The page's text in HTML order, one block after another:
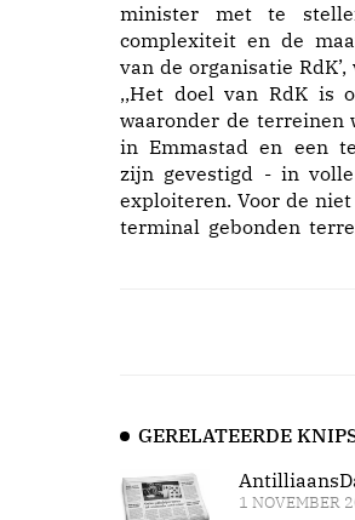
minister met te
complexiteit en de
van de organisatie
,,Het doel van RdK is
waaronder de terreinen
in Emmastad en een
zijn gevestigd - in
exploiteren. Voor de
terminal gebonden
GERELATEERDE
1 NOVEMBER